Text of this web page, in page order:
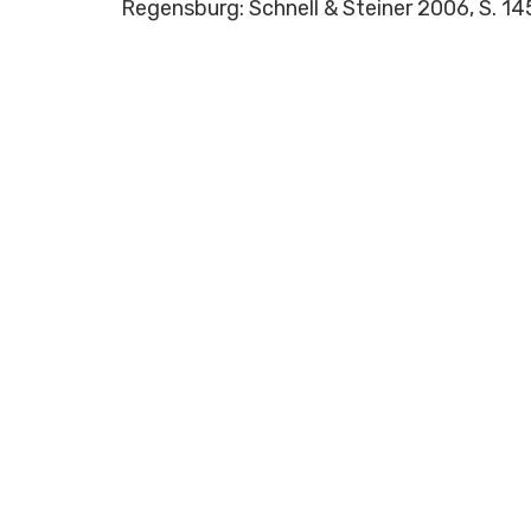
Regensburg: Schnell & Steiner 2006, S.